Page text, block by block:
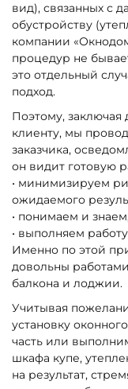
вид), связанных с
обустройству
компании
процедур не
это отдельный
подход.
Поэтому, заключая
клиенту, мы
заказчика,
он видит готовую
• минимизируем
ожидаемого
• понимаем и
• выполняем
Именно по этой
довольны
балкона и лоджии.
Учитывая
установку
часть или
шкафа купе,
на результат,